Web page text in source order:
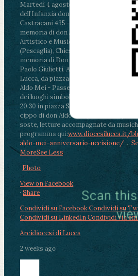
Martedì 4 agosto2026
ore 11:30 -
dell’Infanzia don Aldo Mei - Viale
Castracani 435 - Inaugurazione
memoria di don Aldo Mei curato dal
Artistico e Musicale “Passaglia”
ore
(Pescaglia), Chiesa parrocchiale -
memoria di Don Aldo Mei celebrata da
Paolo Giulietti, Arcivescovo di Lucca
Lucca, da piazza San Michele al Cippo
Aldo Mei - Passeggiata della Memoria
dei luoghi simbolo della città. Ritrovo
20.30 in piazza San Michele con
cippo di don Aldo Mei (Porta Elisa).
soste, letture accompagnate da
programma qui:www.diocesilucca.it/
aldo-mei-anniversario-uccisione/...
MoreSee Less
Photo
View on Facebook
· Share
Condividi su FacebookCondividi su
Condividi su LinkedInCondividi via
Arcidiocesi di Lucca
2 weeks ago